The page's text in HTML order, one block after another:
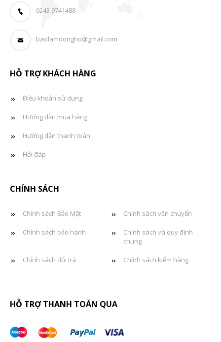
0243 9741488
baolamdongho@gmail.com
HỖ TRỢ KHÁCH HÀNG
Điều khoản sử dụng
Hướng dẫn mua hàng
Hướng dẫn thanh toán
Hỏi đáp
CHÍNH SÁCH
Chính sách Bảo Mật Chính sách vận chuyển
Chính sách bảo hành
Chính sách và quy định
chung
Chính sách đổi trả Chính sách kiểm hàng
HỖ TRỢ THANH TOÁN QUA